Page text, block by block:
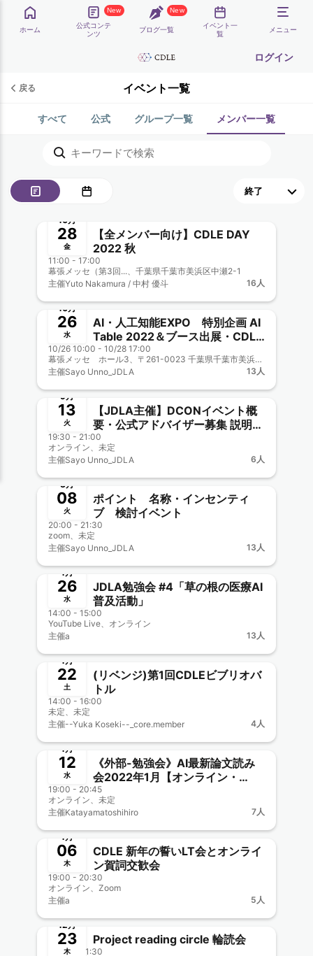
ホーム
New
公式コンテ
ンツ
New
ブログ一覧
イベント一
覧
メニュー
ログイン
戻る イベント一覧
すべて 公式 グループ一覧 メンバー一覧
10月
28
金
【全メンバー向け】CDLE DAY
2022 秋
11:00 - 17:00
幕張メッセ（第3回...、千葉県千葉市美浜区中瀬2-1
主催Yuto Nakamura / 中村 優斗 16人
終了
10月
26
水
AI・人工知能EXPO 特別企画 AI
Table 2022＆ブース出展・CDLE
グッズ配布
10/26 10:00 - 10/28 17:00
幕張メッセ ホール3、〒261-0023 千葉県千葉市美浜区中瀬２丁目１
主催Sayo Unno_JDLA 13人
終了
9月
13
火
【JDLA主催】DCONイベント概
要・公式アドバイザー募集 説明＆
オンライン交流会
19:30 - 21:00
オンライン、未定
主催Sayo Unno_JDLA 6人
終了
3月
08
火
ポイント 名称・インセンティ
ブ 検討イベント
20:00 - 21:30
zoom、未定
主催Sayo Unno_JDLA 13人
終了
1月
26
水
JDLA勉強会 #4「草の根の医療AI
普及活動」
14:00 - 15:00
YouTube Live、オンライン
主催a 13人
終了
1月
22
土
(リベンジ)第1回CDLEビブリオバ
トル
14:00 - 16:00
未定、未定
主催--Yuka Koseki--_core.member 4人
終了
1月
12
水
《外部-勉強会》AI最新論文読み
会2022年1月【オンライン・
Zoom配信】〜Arxivで直近1ヶ月
人気の論文まとめ
19:00 - 20:45
オンライン、未定
主催Katayamatoshihiro 7人
終了
1月
06
木
CDLE 新年の誓いLT会とオンライ
ン賀詞交歓会
19:00 - 20:30
オンライン、Zoom
主催a 5人
終了
12月
23
木
Project reading circle 輪読会
20:00 - 21:30